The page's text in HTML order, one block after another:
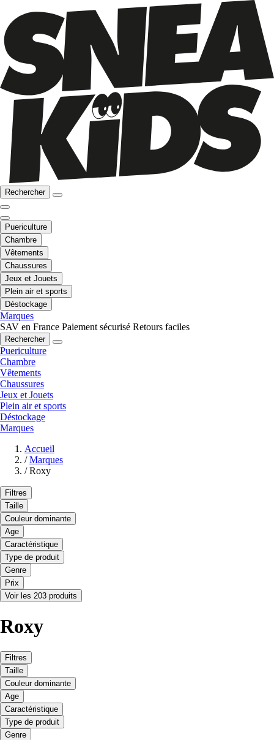
Rechercher
Puericulture
Chambre
Vêtements
Chaussures
Jeux et Jouets
Plein air et sports
Déstockage
Marques
SAV en France Paiement sécurisé Retours faciles
Rechercher
Puericulture
Chambre
Vêtements
Chaussures
Jeux et Jouets
Plein air et sports
Déstockage
Marques
Accueil
/ Marques
/ Roxy
Filtres
Taille
Couleur dominante
Age
Caractéristique
Type de produit
Genre
Prix
Voir les 203 produits
Roxy
Filtres
Taille
Couleur dominante
Age
Caractéristique
Type de produit
Genre